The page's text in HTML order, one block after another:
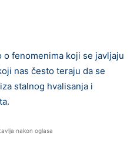
o fenomenima koji se javljaju
nas često teraju da se
stalnog hvalisanja i
nakon oglasa